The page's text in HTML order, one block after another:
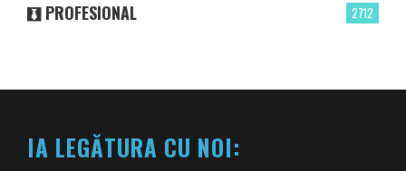
2712
PROFESIONAL
IA LEGĂTURA CU NOI: